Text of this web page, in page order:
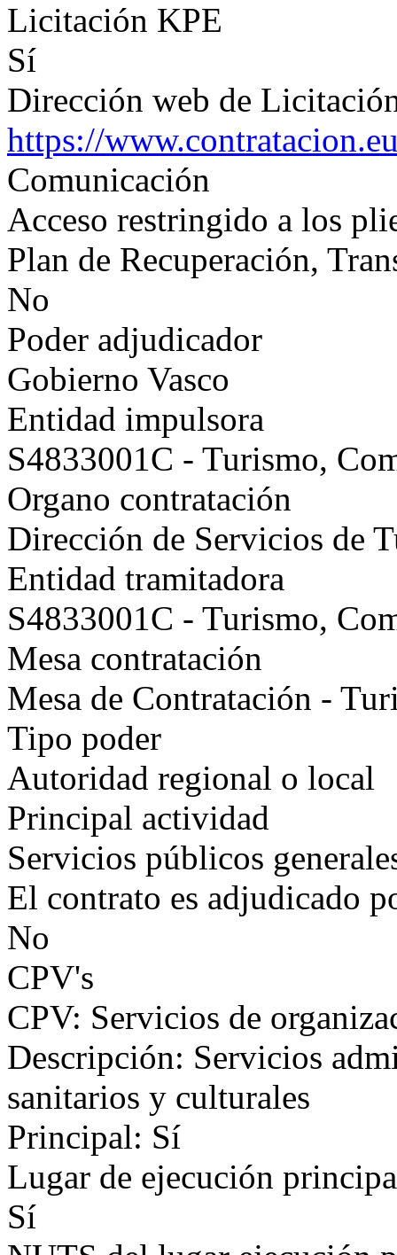
Licitación KPE
Sí
Dirección web de
https://
Comunicación
Acceso restringido a los
Plan de Recuperación,
No
Poder adjudicador
Gobierno Vasco
Entidad impulsora
S4833001C - Turismo,
Organo contratación
Dirección de Servicios de
Entidad tramitadora
S4833001C - Turismo,
Mesa contratación
Mesa de Contratación -
Tipo poder
Autoridad regional o local
Principal actividad
Servicios públicos
El contrato es adjudicado
No
CPV's
CPV: Servicios de
Descripción: Servicios
sanitarios y culturales
Principal: Sí
Lugar de ejecución
Sí